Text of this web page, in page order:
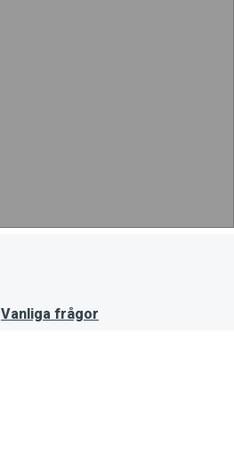
Vanliga frågor